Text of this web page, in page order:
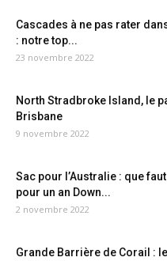
Cascades à ne pas rater
: notre top...
23 novembre 2022
North Stradbroke Island, le
Brisbane
9 novembre 2022
Sac pour l’Australie : que
pour un an Down...
2 novembre 2022
Grande Barrière de Corail :